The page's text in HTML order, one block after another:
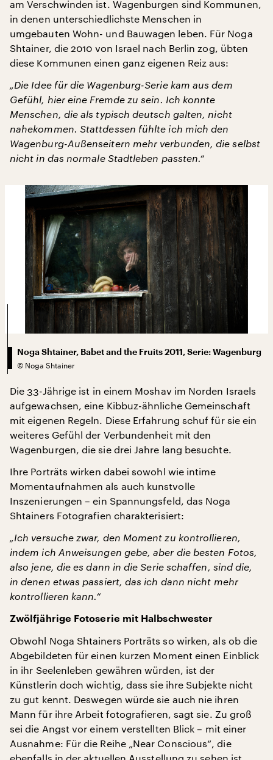
am Verschwinden ist. Wagenburgen sind Kommunen,
in denen unterschiedlichste Menschen in
umgebauten Wohn- und Bauwagen leben. Für Noga
Shtainer, die 2010 von Israel nach Berlin zog, übten
diese Kommunen einen ganz eigenen Reiz aus:
„Die Idee für die Wagenburg-Serie kam aus dem
Gefühl, hier eine Fremde zu sein. Ich konnte
Menschen, die als typisch deutsch galten, nicht
nahekommen. Stattdessen fühlte ich mich den
Wagenburg-Außenseitern mehr verbunden, die selbst
nicht in das normale Stadtleben passten.“
Noga Shtainer, Babet and the Fruits 2011, Serie: Wagenburg
© Noga Shtainer
Die 33-Jährige ist in einem Moshav im Norden Israels
aufgewachsen, eine Kibbuz-ähnliche Gemeinschaft
mit eigenen Regeln. Diese Erfahrung schuf für sie ein
weiteres Gefühl der Verbundenheit mit den
Wagenburgen, die sie drei Jahre lang besuchte.
Ihre Porträts wirken dabei sowohl wie intime
Momentaufnahmen als auch kunstvolle
Inszenierungen – ein Spannungsfeld, das Noga
Shtainers Fotografien charakterisiert:
„Ich versuche zwar, den Moment zu kontrollieren,
indem ich Anweisungen gebe, aber die besten Fotos,
also jene, die es dann in die Serie schaffen, sind die,
in denen etwas passiert, das ich dann nicht mehr
kontrollieren kann.“
Zwölfjährige Fotoserie mit Halbschwester
Obwohl Noga Shtainers Porträts so wirken, als ob die
Abgebildeten für einen kurzen Moment einen Einblick
in ihr Seelenleben gewähren würden, ist der
Künstlerin doch wichtig, dass sie ihre Subjekte nicht
zu gut kennt. Deswegen würde sie auch nie ihren
Mann für ihre Arbeit fotografieren, sagt sie. Zu groß
sei die Angst vor einem verstellten Blick – mit einer
Ausnahme: Für die Reihe „Near Conscious“, die